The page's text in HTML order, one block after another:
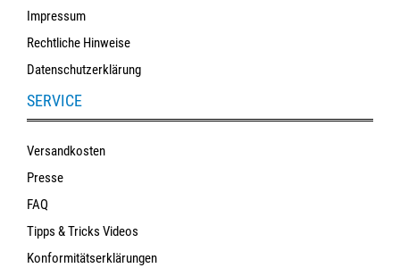
Impressum
Rechtliche Hinweise
Datenschutzerklärung
SERVICE
Versandkosten
Presse
FAQ
Tipps & Tricks Videos
Konformitätserklärungen